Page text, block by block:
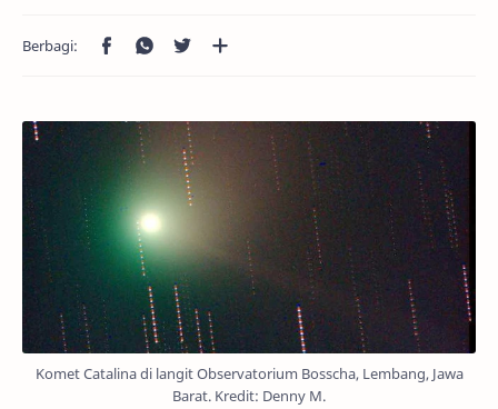
Komet Catalina di langit Observatorium Bosscha, Lembang, Jawa
Barat. Kredit: Denny M.